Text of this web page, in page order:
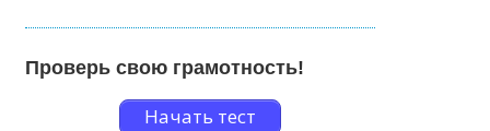
Проверь свою грамотность!
Начать тест